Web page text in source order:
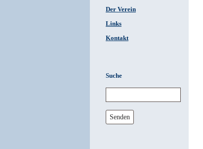
Der Verein
Links
Kontakt
Suche
Senden